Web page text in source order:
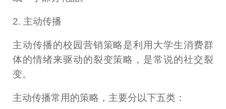
2. 主动传播
主动传播的校园营销策略是利用大学生消费群
体的情绪来驱动的裂变策略，是常说的社交裂
变。
主动传播常用的策略，主要分以下五类：